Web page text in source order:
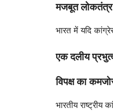
मजबूत लोकतंत्र
भारत में यदि
एक दलीय
विपक्ष का
भारतीय राष्ट्रीय